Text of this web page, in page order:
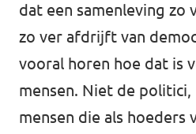
dat een samenleving zo
zo ver afdrijft van
vooral horen hoe dat is
mensen. Niet de politici,
mensen die als hoeders